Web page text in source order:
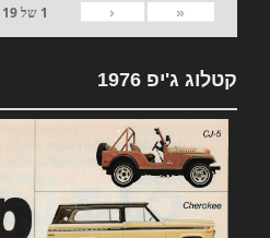
«
‹
1 של19
קטלוג ג'יפ 1976